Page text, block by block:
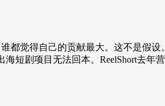
觉得自己的贡献最大。这不是假设
短剧项目无法回本。ReelShort去年